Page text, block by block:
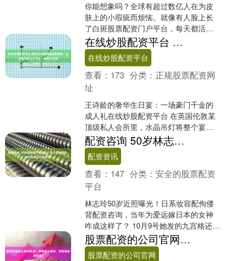
你能想象吗？全球有超过数亿人在为皮
肤上的小瑕疵而烦恼。就像有人脸上长
了白斑股票配资门户平台，每天都活在
焦虑里。他们会想，这瑕疵会不会影响
自己的形象？会不会让别人....
在线炒股配资平台 虽然王诗龄胖但她爱漂亮，生日和王岳伦的丑照一张都不肯放
在线炒股配资平台
查看： 173 分类： 正规股票配资网
址
王诗龄的奢华生日宴：一场豪门千金的
成人礼在线炒股配资平台 在英国伦敦某
顶级私人会所里，水晶吊灯将整个宴会
厅映照得流光溢彩。长期定居英国的王
诗龄选择在这个上流社会....
配资咨询 50岁林志玲严重日化？世上没后悔药，她终为自己行为买单！
配资资讯
查看： 147 分类：安全的股票配资
平台
林志玲50岁近照曝光！日系妆容配佝偻
背配资咨询，当年为爱远嫁日本的女神
咋成这样了？ 10月9号她发的九宫格还热
乎着，吊带长裙配半扎发，复古花纹衬
得腰肢细细的。可....
股票配资的公司官网 哎！贾静雯这身材，究竟谁受的住嘛！
股票配资的公司官网